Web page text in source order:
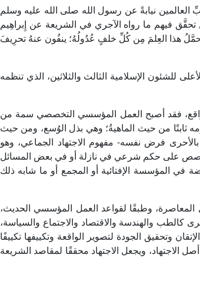
نيابةً عن رسول الله صلى الله عليه وسلم
تحقَّق فيهم ما رواه الآجري في الشريعة عن إِبراهِيم
هذا العِلمَ مِن كُلِّ خلفٍ عُدُولُهُ؛ ينفُون عنهُ تحرِيفَ
للشئون الإسلامية الثالث والثلاثين، الذي تنظمه
فقد أصبح العمل المؤسسي التخصصي سمة من
ثابتًا من حيث الماهيةُ؛ وهي بذل الوُسع، ومن حيث
فرض نفسه- مفهوم الاجتهاد الجماعي، وهو
على حكم شرعي في نازلة أو في بعض المسائل
في المؤسسة الإفتائية أو المجمع أو ما شابه ذلك
المعاصرة، وطبقًا لقواعد العمل المؤسسي الحديث،
كالطب والهندسة والاقتصاد والاجتماع والسياسة،
وتحقيق الجودة لتصوير الواقعة وتكييفها تكييفًا
الاجتهاد، ويجعل الاجتهاد محققًا لمقاصد الشريعة